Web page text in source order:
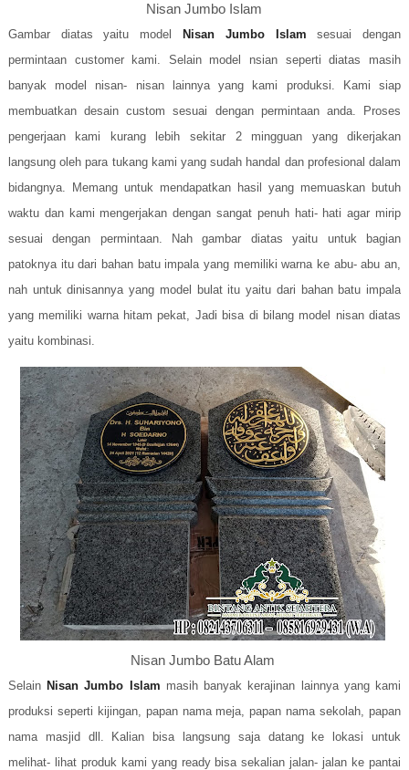
Nisan Jumbo Islam
Gambar diatas yaitu model Nisan Jumbo Islam sesuai dengan
permintaan customer kami. Selain model nsian seperti diatas masih
banyak model nisan- nisan lainnya yang kami produksi. Kami siap
membuatkan desain custom sesuai dengan permintaan anda. Proses
pengerjaan kami kurang lebih sekitar 2 mingguan yang dikerjakan
langsung oleh para tukang kami yang sudah handal dan profesional dalam
bidangnya. Memang untuk mendapatkan hasil yang memuaskan butuh
waktu dan kami mengerjakan dengan sangat penuh hati- hati agar mirip
sesuai dengan permintaan. Nah gambar diatas yaitu untuk bagian
patoknya itu dari bahan batu impala yang memiliki warna ke abu- abu an,
nah untuk dinisannya yang model bulat itu yaitu dari bahan batu impala
yang memiliki warna hitam pekat, Jadi bisa di bilang model nisan diatas
yaitu kombinasi.
Nisan Jumbo Batu Alam
Selain Nisan Jumbo Islam masih banyak kerajinan lainnya yang kami
produksi seperti kijingan, papan nama meja, papan nama sekolah, papan
nama masjid dll. Kalian bisa langsung saja datang ke lokasi untuk
melihat- lihat produk kami yang ready bisa sekalian jalan- jalan ke pantai